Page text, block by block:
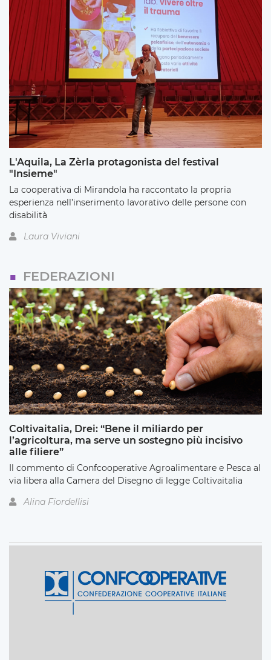
L'Aquila, La Zèrla protagonista del festival
"Insieme"
La cooperativa di Mirandola ha raccontato la propria
esperienza nell’inserimento lavorativo delle persone con
disabilità
Laura Viviani
FEDERAZIONI
Coltivaitalia, Drei: “Bene il miliardo per
l’agricoltura, ma serve un sostegno più incisivo
alle filiere”
Il commento di Confcooperative Agroalimentare e Pesca al
via libera alla Camera del Disegno di legge Coltivaitalia
Alina Fiordellisi